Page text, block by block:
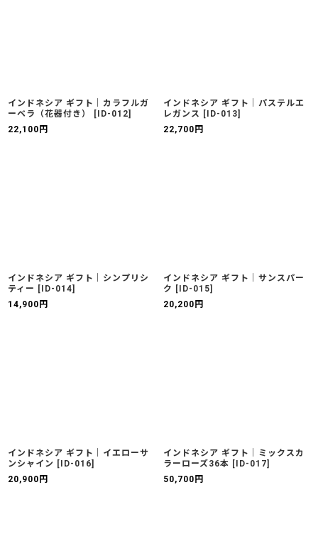
インドネシア ギフト｜カラフルガ
ーベラ（花器付き）
[ ID-012]
22,100 円
インドネシア ギフト｜パステルエ
レガンス
[ ID-013]
22,700 円
インドネシア ギフト｜シンプリシ
ティー
[ ID-014]
14,900 円
インドネシア ギフト｜サンスパー
ク
[ ID-015]
20,200 円
インドネシア ギフト｜イエローサ
ンシャイン
[ ID-016]
20,900 円
インドネシア ギフト｜ミックスカ
ラーローズ36本 [ ID-017]
50,700 円